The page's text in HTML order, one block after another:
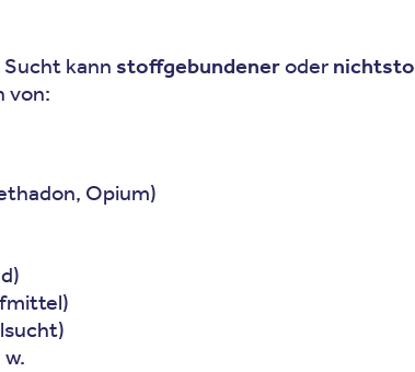
kann stoffgebundeneroder
von:
Opium)